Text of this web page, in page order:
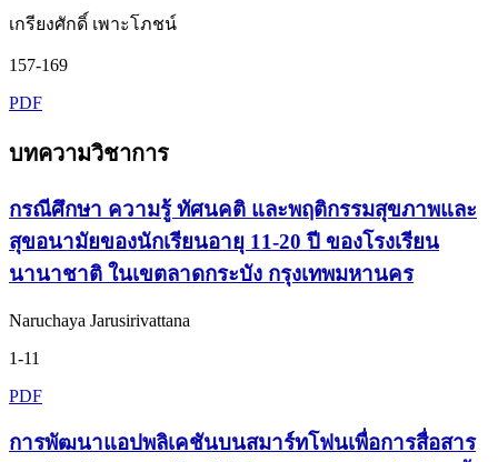
เกรียงศักดิ์ เพาะโภชน์
157-169
PDF
บทความวิชาการ
กรณีศึกษา ความรู้ ทัศนคติ และพฤติกรรมสุขภาพและ
สุขอนามัยของนักเรียนอายุ 11-20 ปี ของโรงเรียน
นานาชาติ ในเขตลาดกระบัง กรุงเทพมหานคร
Naruchaya Jarusirivattana
1-11
PDF
การพัฒนาแอปพลิเคชันบนสมาร์ทโฟนเพื่อการสื่อสาร